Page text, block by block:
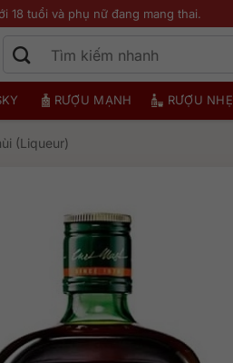
18 tuổi và phụ nữ đang mang thai.
RƯỢU MẠNH RƯỢU NHẸ
(Liqueur)